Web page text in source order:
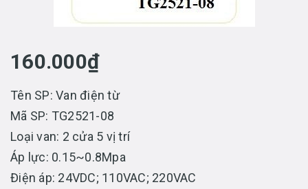
160.000₫
Tên SP: Van điện từ
Mã SP: TG2521-08
Loại van: 2 cửa 5 vị trí
Áp lực: 0.15~0.8Mpa
Điện áp: 24VDC; 110VAC; 220VAC